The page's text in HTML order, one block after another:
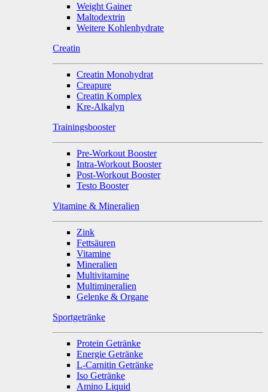
Weight Gainer
Maltodextrin
Weitere Kohlenhydrate
Creatin
Creatin Monohydrat
Creapure
Creatin Komplex
Kre-Alkalyn
Trainingsbooster
Pre-Workout Booster
Intra-Workout Booster
Post-Workout Booster
Testo Booster
Vitamine & Mineralien
Zink
Fettsäuren
Vitamine
Mineralien
Multivitamine
Multimineralien
Gelenke & Organe
Sportgetränke
Protein Getränke
Energie Getränke
L-Carnitin Getränke
Iso Getränke
Amino Liquid